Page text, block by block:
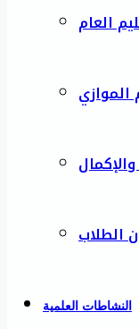
العام
الموازي
الطلاب
النشاطات العلمية